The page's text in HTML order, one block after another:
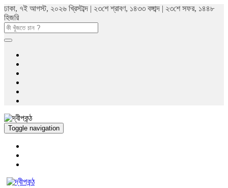
ঢাকা, ৭ই আগস্ট, ২০২৬ খ্রিস্টাব্দ | ২৩শে শ্রাবণ, ১৪৩৩ বঙ্গাব্দ | ২৩শে সফর, ১৪৪৮
হিজরি
Toggle navigation